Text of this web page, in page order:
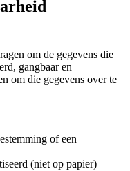
om de gegevens die
gangbaar en
om die gegevens over te
of een
(niet op papier)